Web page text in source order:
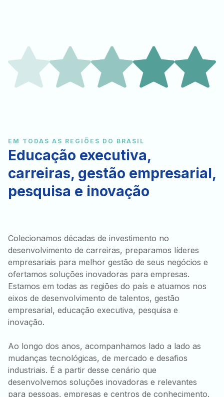
EM TODAS AS REGIÕES DO BRASIL
Educação executiva,
carreiras, gestão empresarial,
pesquisa e inovação
Colecionamos décadas de investimento no
desenvolvimento de carreiras, preparamos líderes
empresariais para melhor gestão de seus negócios e
ofertamos soluções inovadoras para empresas.
Estamos em todas as regiões do país e atuamos nos
eixos de desenvolvimento de talentos, gestão
empresarial, educação executiva, pesquisa e
inovação.
Ao longo dos anos, acompanhamos lado a lado as
mudanças tecnológicas, de mercado e desafios
industriais. É a partir desse cenário que
desenvolvemos soluções inovadoras e relevantes
para pessoas, empresas e centros de conhecimento.